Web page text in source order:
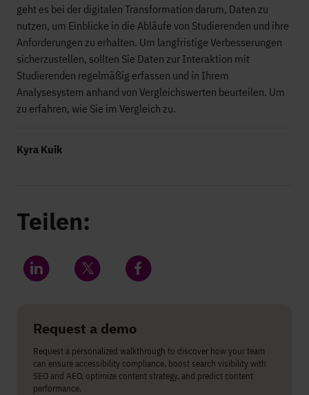
geht es bei der digitalen Transformation darum, Daten zu
nutzen, um Einblicke in die Abläufe von Studierenden und ihre
Anforderungen zu erhalten. Um langfristige Verbesserungen
sicherzustellen, sollten Sie Daten zur Interaktion mit
Studierenden regelmäßig erfassen und in Ihrem
Analysesystem anhand von Vergleichswerten beurteilen. Um
zu erfahren, wie Sie im Vergleich zu.
Kyra Kuik
Teilen:
Request a demo
Request a personalized walkthrough to discover how your team
can ensure accessibility compliance, boost search visibility with
SEO and AEO, optimize content strategy, and predict content
performance.